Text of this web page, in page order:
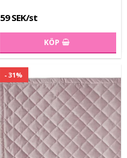
59 SEK/st
KÖP
- 31%